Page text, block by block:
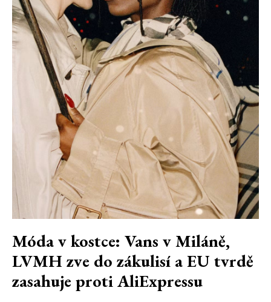
Móda v kostce: Vans v Miláně,
LVMH zve do zákulisí a EU tvrdě
zasahuje proti AliExpressu